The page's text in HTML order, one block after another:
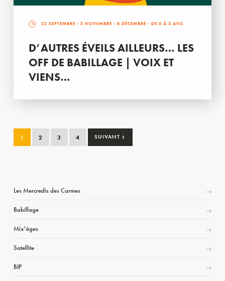
22 SEPTEMBRE - 3 NOVEMBRE - 8 DÉCEMBRE - DE 0 À 3 ANS
D’AUTRES ÉVEILS AILLEURS… LES
OFF DE BABILLAGE | VOIX ET
VIENS…
1 2 3 4 SUIVANT ›
Les Mercredis des Carmes
Babillage
Mix’âges
Satellite
BIP